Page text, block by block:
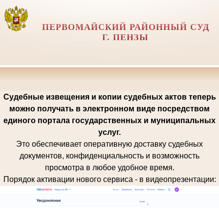
ПЕРВОМАЙСКИЙ РАЙОННЫЙ СУД
Г. ПЕНЗЫ
Судебные извещения и копии судебных актов теперь
можно получать в электронном виде посредством
единого портала государственных и муниципальных
услуг.
Это обеспечивает оперативную доставку судебных
документов, конфиденциальность и возможность
просмотра в любое удобное время.
Порядок активации нового сервиса - в видеопрезентации: